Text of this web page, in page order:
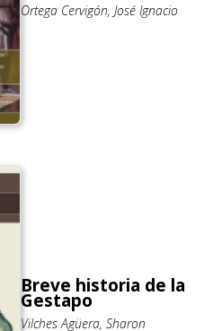
Ortega Cervigón, José Ignacio
Breve historia de la
Gestapo
Vilches Agüera, Sharon